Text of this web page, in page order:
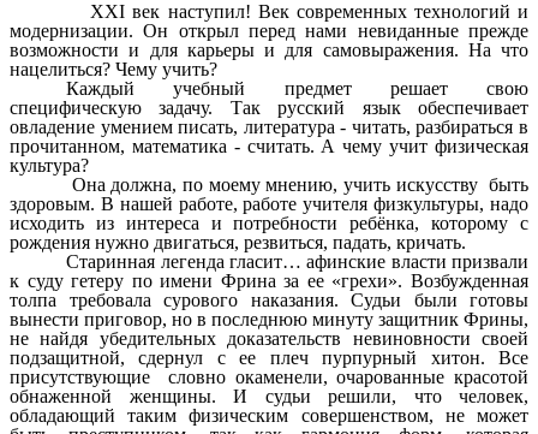
XXI век наступил! Век современных технологий и
модернизации. Он открыл перед нами невиданные прежде
возможности и для карьеры и для самовыражения. На что
нацелиться? Чему учить?
Каждый учебный предмет решает свою
специфическую задачу. Так русский язык обеспечивает
овладение умением писать, литература - читать, разбираться в
прочитанном, математика - считать. А чему учит физическая
культура?
Она должна, по моему мнению, учить искусству быть
здоровым. В нашей работе, работе учителя физкультуры, надо
исходить из интереса и потребности ребёнка, которому с
рождения нужно двигаться, резвиться, падать, кричать.
Старинная легенда гласит… афинские власти призвали
к суду гетеру по имени Фрина за ее «грехи». Возбужденная
толпа требовала сурового наказания. Судьи были готовы
вынести приговор, но в последнюю минуту защитник Фрины,
не найдя убедительных доказательств невиновности своей
подзащитной, сдернул с ее плеч пурпурный хитон. Все
присутствующие словно окаменели, очарованные красотой
обнаженной женщины. И судьи решили, что человек,
обладающий таким физическим совершенством, не может